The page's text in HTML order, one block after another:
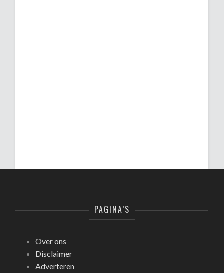
PAGINA’S
Over ons
Disclaimer
Adverteren